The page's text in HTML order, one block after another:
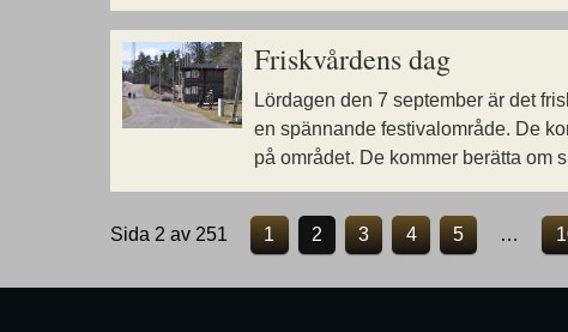
Friskvårdens dag
Lördagen den 7 september är det
en spännande festivalområde. De
på området. De kommer berätta om
Sida 2 av 251 1 2 3 4 5 …